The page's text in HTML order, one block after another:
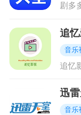
追
音乐
迅
音乐